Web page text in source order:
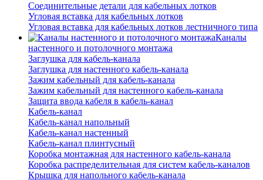
Соединительные детали для кабельных лотков
Угловая вставка для кабельных лотков
Угловая вставка для кабельных лотков лестничного типа
Каналы
настенного и потолочного монтажа
Заглушка для кабель-канала
Заглушка для настенного кабель-канала
Зажим кабельный для кабель-канала
Зажим кабельный для настенного кабель-канала
Защита ввода кабеля в кабель-канал
Кабель-канал
Кабель-канал напольный
Кабель-канал настенный
Кабель-канал плинтусный
Коробка монтажная для настенного кабель-канала
Коробка распределительная для систем кабель-каналов
Крышка для напольного кабель-канала